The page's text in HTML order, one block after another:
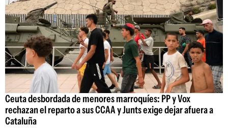
Ceuta desbordada de menores marroquíes: PP y Vox
rechazan el reparto a sus CCAA y Junts exige dejar afuera a
Cataluña